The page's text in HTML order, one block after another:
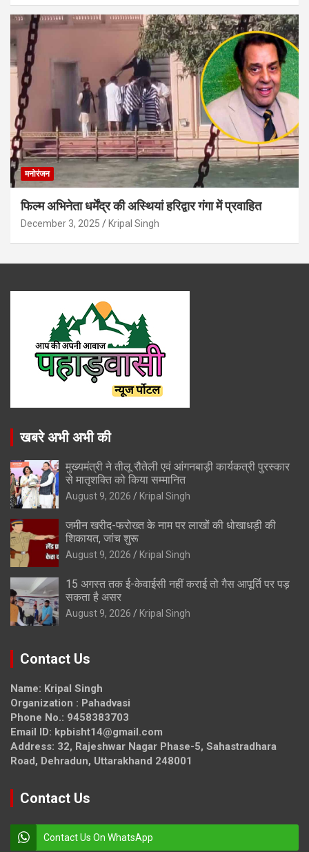
मनोरंजन
फिल्म अभिनेता धर्मेंद्र की अस्थियां हरिद्वार गंगा में प्रवाहित
December 3, 2025 Kripal Singh
खबरे अभी अभी की
मुख्यमंत्री ने तीलू रौतेली एवं आंगनबाड़ी कार्यकत्री पुरस्कार
से मातृशक्ति को किया सम्मानित
August 9, 2026 Kripal Singh
जमीन खरीद-फरोख्त के नाम पर लाखों की धोखाधड़ी की
शिकायत, जांच शुरू
August 9, 2026 Kripal Singh
15 अगस्त तक ई-केवाईसी नहीं कराई तो गैस आपूर्ति पर पड़
सकता है असर
August 9, 2026 Kripal Singh
Contact Us
Name: Kripal Singh
Organization : Pahadvasi
Phone No.: 9458383703
Email ID: kpbisht14@gmail.com
Address: 32, Rajeshwar Nagar Phase-5, Sahastradhara
Road, Dehradun, Uttarakhand 248001
Contact Us
Contact Us On WhatsApp